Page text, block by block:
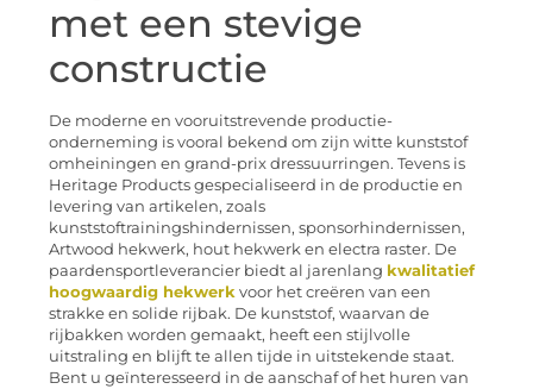
met een stevige
constructie
De moderne en vooruitstrevende productie-
onderneming is vooral bekend om zijn witte kunststof
omheiningen en grand-prix dressuurringen. Tevens is
Heritage Products gespecialiseerd in de productie en
levering van artikelen, zoals
kunststoftrainingshindernissen, sponsorhindernissen,
Artwood hekwerk, hout hekwerk en electra raster. De
paardensportleverancier biedt al jarenlang kwalitatief
hoogwaardig hekwerk voor het creëren van een
strakke en solide rijbak. De kunststof, waarvan de
rijbakken worden gemaakt, heeft een stijlvolle
uitstraling en blijft te allen tijde in uitstekende staat.
Bent u geïnteresseerd in de aanschaf of het huren van